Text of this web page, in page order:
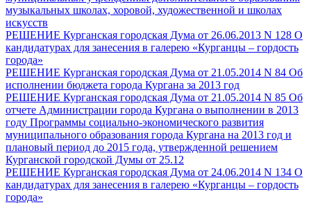
музыкальных школах, хоровой, художественной и школах
искусств
РЕШЕНИЕ Курганская городская Дума от 26.06.2013 N 128 О
кандидатурах для занесения в галерею «Курганцы – гордость
города»
РЕШЕНИЕ Курганская городская Дума от 21.05.2014 N 84 Об
исполнении бюджета города Кургана за 2013 год
РЕШЕНИЕ Курганская городская Дума от 21.05.2014 N 85 Об
отчете Администрации города Кургана о выполнении в 2013
году Программы социально-экономического развития
муниципального образования города Кургана на 2013 год и
плановый период до 2015 года, утвержденной решением
Курганской городской Думы от 25.12
РЕШЕНИЕ Курганская городская Дума от 24.06.2014 N 134 О
кандидатурах для занесения в галерею «Курганцы – гордость
города»